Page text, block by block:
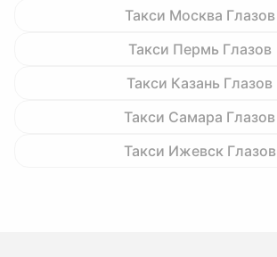
Такси Москва Глазов
Такси Пермь Глазов
Такси Казань Глазов
Такси Самара Глазов
Такси Ижевск Глазов